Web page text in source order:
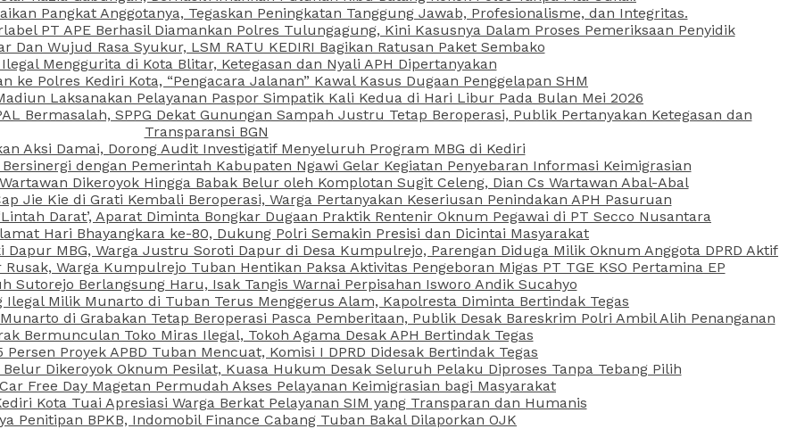
Pangkat Anggotanya, Tegaskan Peningkatan Tanggung Jawab, Profesionalisme, dan Integritas.
PT APE Berhasil Diamankan Polres Tulungagung, Kini Kasusnya Dalam Proses Pemeriksaan Penyidik
Dan Wujud Rasa Syukur, LSM RATU KEDIRI Bagikan Ratusan Paket Sembako
Menggurita di Kota Blitar, Ketegasan dan Nyali APH Dipertanyakan
ke Polres Kediri Kota, “Pengacara Jalanan” Kawal Kasus Dugaan Penggelapan SHM
Laksanakan Pelayanan Paspor Simpatik Kali Kedua di Hari Libur Pada Bulan Mei 2026
Bermasalah, SPPG Dekat Gunungan Sampah Justru Tetap Beroperasi, Publik Pertanyakan Ketegasan dan
Transparansi BGN
Aksi Damai, Dorong Audit Investigatif Menyeluruh Program MBG di Kediri
dengan Pemerintah Kabupaten Ngawi Gelar Kegiatan Penyebaran Informasi Keimigrasian
Dikeroyok Hingga Babak Belur oleh Komplotan Sugit Celeng, Dian Cs Wartawan Abal-Abal
Jie Kie di Grati Kembali Beroperasi, Warga Pertanyakan Keseriusan Penindakan APH Pasuruan
Darat’, Aparat Diminta Bongkar Dugaan Praktik Rentenir Oknum Pegawai di PT Secco Nusantara
Hari Bhayangkara ke-80, Dukung Polri Semakin Presisi dan Dicintai Masyarakat
Dapur MBG, Warga Justru Soroti Dapur di Desa Kumpulrejo, Parengan Diduga Milik Oknum Anggota DPRD Aktif
Warga Kumpulrejo Tuban Hentikan Paksa Aktivitas Pengeboran Migas PT TGE KSO Pertamina EP
Sutorejo Berlangsung Haru, Isak Tangis Warnai Perpisahan Isworo Andik Sucahyo
Ilegal Milik Munarto di Tuban Terus Menggerus Alam, Kapolresta Diminta Bertindak Tegas
di Grabakan Tetap Beroperasi Pasca Pemberitaan, Publik Desak Bareskrim Polri Ambil Alih Penanganan
Bermunculan Toko Miras Ilegal, Tokoh Agama Desak APH Bertindak Tegas
Persen Proyek APBD Tuban Mencuat, Komisi I DPRD Didesak Bertindak Tegas
Dikeroyok Oknum Pesilat, Kuasa Hukum Desak Seluruh Pelaku Diproses Tanpa Tebang Pilih
Free Day Magetan Permudah Akses Pelayanan Keimigrasian bagi Masyarakat
Kota Tuai Apresiasi Warga Berkat Pelayanan SIM yang Transparan dan Humanis
Penitipan BPKB, Indomobil Finance Cabang Tuban Bakal Dilaporkan OJK